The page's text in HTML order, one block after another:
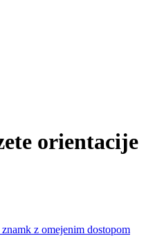
orientacije
z omejenim dostopom